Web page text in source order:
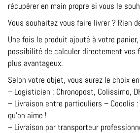
récupérer en main propre si vous le
Vous souhaitez vous faire livrer ? Rien
Une fois le produit ajouté à votre
possibilité de calculer directement vos
plus avantageux.
Selon votre objet, vous aurez le choix
– Logisticien : Chronopost, Colissimo,
– Livraison entre particuliers – Cocolis
qu’on aime !
– Livraison par transporteur